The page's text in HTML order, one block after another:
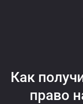
Как
право